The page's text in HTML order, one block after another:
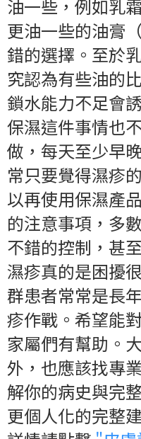
油一些，例如乳
更油一些的油膏
錯的選擇。至於
究認為有些油的
鎖水能力不足會
保濕這件事情也
做，每天至少早
常只要覺得濕疹
以再使用保濕產
的注意事項，多
不錯的控制，甚
濕疹真的是困擾
群患者常常是長
疹作戰。希望能
家屬們有幫助。
外，也應該找專
解你的病史與完
更個人化的完整